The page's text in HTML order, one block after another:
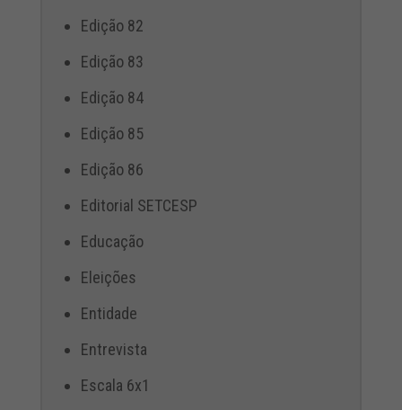
Edição 82
Edição 83
Edição 84
Edição 85
Edição 86
Editorial SETCESP
Educação
Eleições
Entidade
Entrevista
Escala 6x1